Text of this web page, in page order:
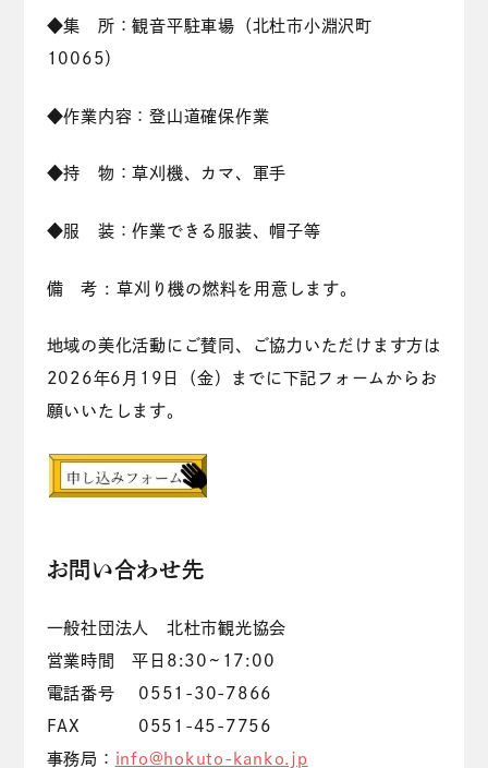
◆集 所：観音平駐車場（北杜市小淵沢町
10065）
◆作業内容：登山道確保作業
◆持 物：草刈機、カマ、軍手
◆服 装：作業できる服装、帽子等
備 考 : 草刈り機の燃料を用意します。
地域の美化活動にご賛同、ご協力いただけます方は
2026年6月19日（金）までに下記フォームからお
願いいたします。
お問い合わせ先
一般社団法人 北杜市観光協会
営業時間 平日8:30~17:00
電話番号 0551-30-7866
FAX 0551-45-7756
事務局： info@hokuto-kanko.jp